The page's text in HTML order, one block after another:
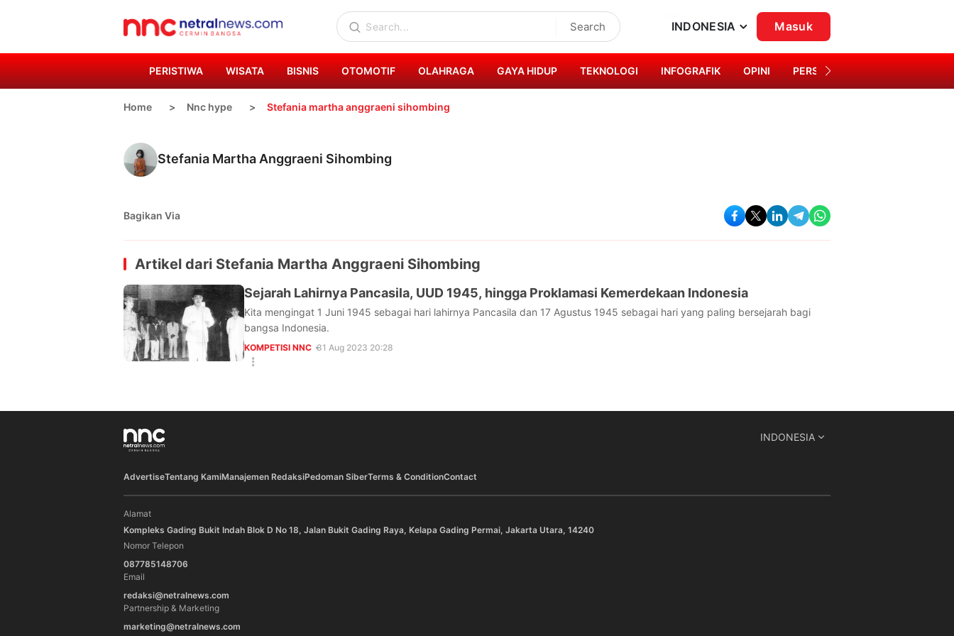
Search INDONESIA Masuk
PERISTIWA WISATA BISNIS OTOMOTIF OLAHRAGA GAYA HIDUP TEKNOLOGI INFOGRAFIK OPINI PERSONA
Home Nnc hype Stefania martha anggraeni sihombing
Stefania Martha Anggraeni Sihombing
Bagikan Via
Artikel dari Stefania Martha Anggraeni Sihombing
Sejarah Lahirnya Pancasila, UUD 1945, hingga Proklamasi Kemerdekaan Indonesia
Kita mengingat 1 Juni 1945 sebagai hari lahirnya Pancasila dan 17 Agustus 1945 sebagai hari yang paling bersejarah bagi
bangsa Indonesia.
KOMPETISI NNC 31 Aug 2023 20:28
INDONESIA
AdvertiseTentang KamiManajemen RedaksiPedoman SiberTerms & ConditionContact
Alamat
Kompleks Gading Bukit Indah Blok D No 18, Jalan Bukit Gading Raya, Kelapa Gading Permai, Jakarta Utara, 14240
Nomor Telepon
087785148706
Email
redaksi@netralnews.com
Partnership & Marketing
marketing@netralnews.com